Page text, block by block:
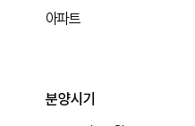
형태
아파트
아파트
분양시기